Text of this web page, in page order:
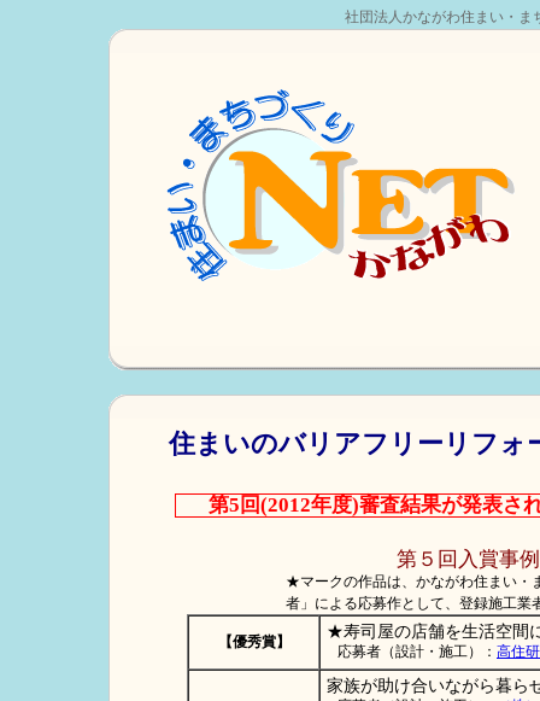
社団法人かながわ住まい・ま
住まいのバリアフリーリフォ
第5回(2012年度)審査結果が発表さ
第５回入賞事
★マークの作品は、かながわ住まい・
者」による応募作として、登録施工業
【優秀賞】
★寿司屋の店舗を生活空間
応募者（設計・施工）： 高住
家族が助け合いながら暮ら